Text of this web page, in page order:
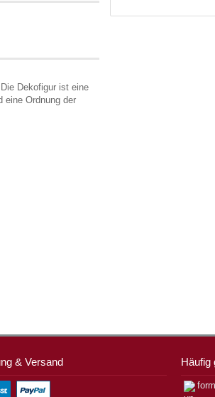
Dekofigur ist eine
eine Ordnung der
& Versand Häufig